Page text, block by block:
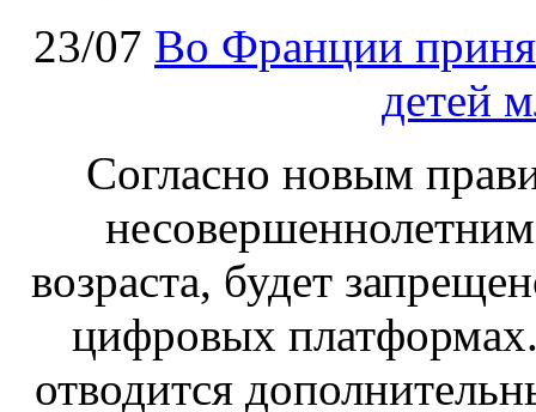
23/07 Во Франции
детей
Согласно новым
возраста, будет
цифровых
отводится